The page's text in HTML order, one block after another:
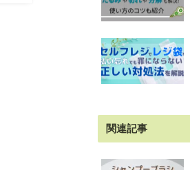
関連記事